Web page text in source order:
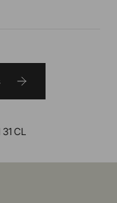
CL